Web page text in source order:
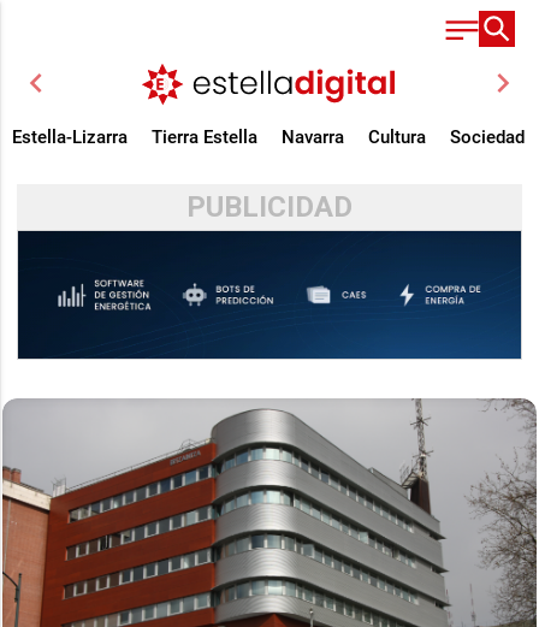
chevron_left chevron_right
Estella-Lizarra Tierra Estella Navarra Cultura Sociedad
PUBLICIDAD